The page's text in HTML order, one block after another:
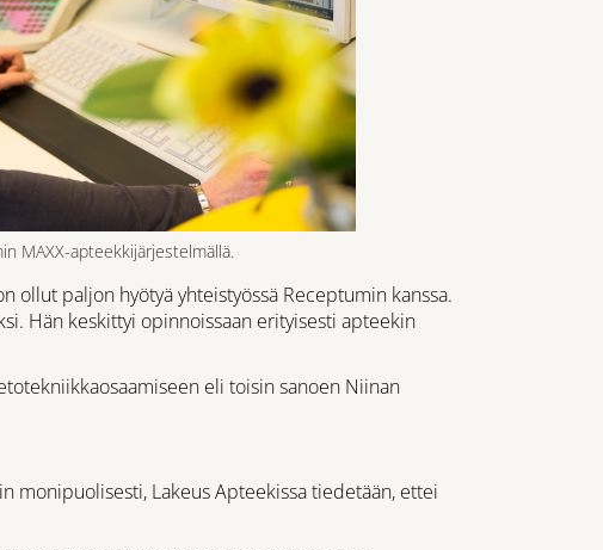
MAXX-apteekkijärjestelmällä.
ollut paljon hyötyä yhteistyössä Receptumin kanssa.
Hän keskittyi opinnoissaan erityisesti apteekin
eli toisin sanoen Niinan
monipuolisesti, Lakeus Apteekissa tiedetään, ettei